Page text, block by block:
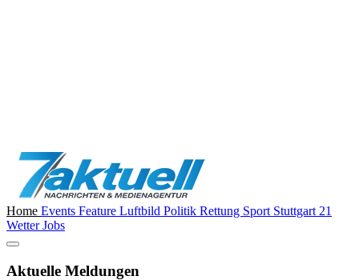
Home Events Feature Luftbild Politik Rettung Sport Stuttgart 21
WetterJobs
Aktuelle Meldungen